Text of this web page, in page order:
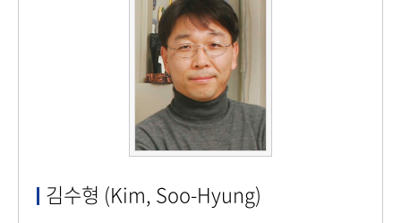
김수형 (Kim, Soo-Hyung)